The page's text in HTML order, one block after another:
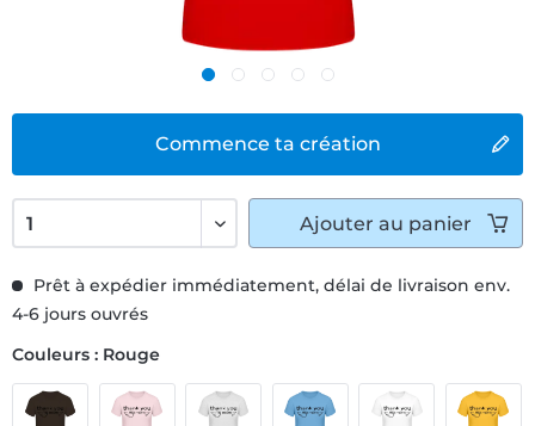
Commence ta création
Prêt à expédier immédiatement, délai de livraison env.
4-6 jours ouvrés
Couleurs : Rouge
Ajouter au panier